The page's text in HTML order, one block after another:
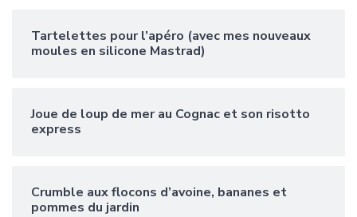
Tartelettes pour l’apéro (avec mes nouveaux
moules en silicone Mastrad)
Joue de loup de mer au Cognac et son risotto
express
Crumble aux flocons d’avoine, bananes et
pommes du jardin